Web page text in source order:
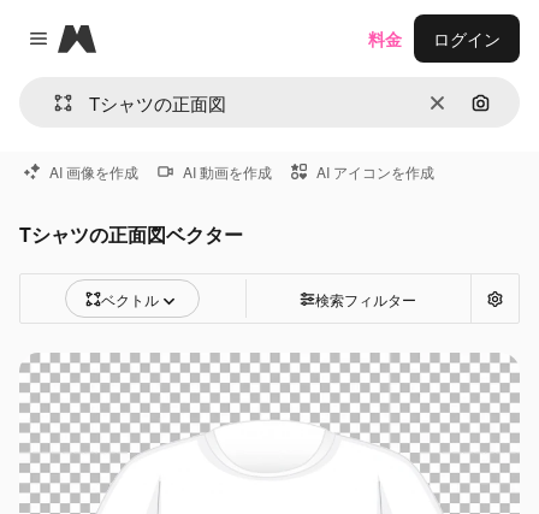
Close menu
Magnific
消去 画像で
料金 ログイン
AI 画像を作成 AI 動画を作成 AI アイコンを作成
Tシャツの正面図ベクター
ベクトル 検索フィルター